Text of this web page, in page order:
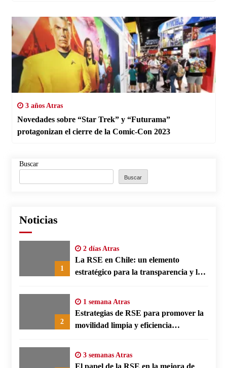
3 años Atras
Novedades sobre “Star Trek” y “Futurama”
protagonizan el cierre de la Comic-Con 2023
Buscar
Buscar
Noticias
1
2 días Atras
La RSE en Chile: un elemento
estratégico para la transparencia y la
2
1 semana Atras
Estrategias de RSE para promover la
movilidad limpia y eficiencia
3 semanas Atras